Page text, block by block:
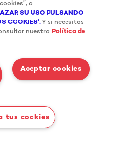
o
SU USO PULSANDO
COOKIES'. Y si necesitas
nuestra Política de
Aceptar cookies
tus cookies